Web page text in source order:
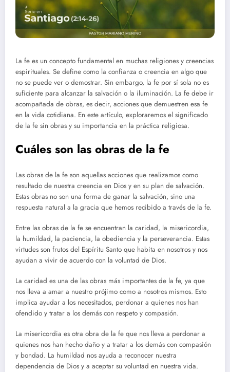
La fe es un concepto fundamental en muchas religiones y creencias
espirituales. Se define como la confianza o creencia en algo que
no se puede ver o demostrar. Sin embargo, la fe por sí sola no es
suficiente para alcanzar la salvación o la iluminación. La fe debe ir
acompañada de obras, es decir, acciones que demuestren esa fe
en la vida cotidiana. En este artículo, exploraremos el significado
de la fe sin obras y su importancia en la práctica religiosa.
Cuáles son las obras de la fe
Las obras de la fe son aquellas acciones que realizamos como
resultado de nuestra creencia en Dios y en su plan de salvación.
Estas obras no son una forma de ganar la salvación, sino una
respuesta natural a la gracia que hemos recibido a través de la fe.
Entre las obras de la fe se encuentran la caridad, la misericordia,
la humildad, la paciencia, la obediencia y la perseverancia. Estas
virtudes son frutos del Espíritu Santo que habita en nosotros y nos
ayudan a vivir de acuerdo con la voluntad de Dios.
La caridad es una de las obras más importantes de la fe, ya que
nos lleva a amar a nuestro prójimo como a nosotros mismos. Esto
implica ayudar a los necesitados, perdonar a quienes nos han
ofendido y tratar a los demás con respeto y compasión.
La misericordia es otra obra de la fe que nos lleva a perdonar a
quienes nos han hecho daño y a tratar a los demás con compasión
y bondad. La humildad nos ayuda a reconocer nuestra
dependencia de Dios y a aceptar su voluntad en nuestra vida.